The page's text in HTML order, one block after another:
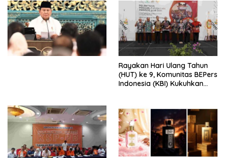
Penjajahan (Pergolakan
Ekonomi Politik Indonesia) &
Simposium Nasional “Urgensi
Undang-Undang
Perekonomian Nasional dan
Kesejahteraan Sosial dalam
Rayakan Hari Ulang Tahun
(HUT) ke 9, Komunitas BEPers
Indonesia (KBI) Kukuhkan
Tema: “Penguatan dan
Pengembangan Organisasi
KBI yang Berbasis Riset di
seluruh Indonesia dan
Mancanegara”.